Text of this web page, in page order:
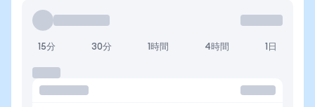
15分 30分 1時間 4時間 1日